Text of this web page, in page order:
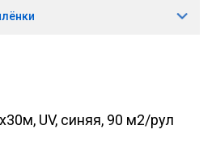
UV, синяя, 90 м2/рул